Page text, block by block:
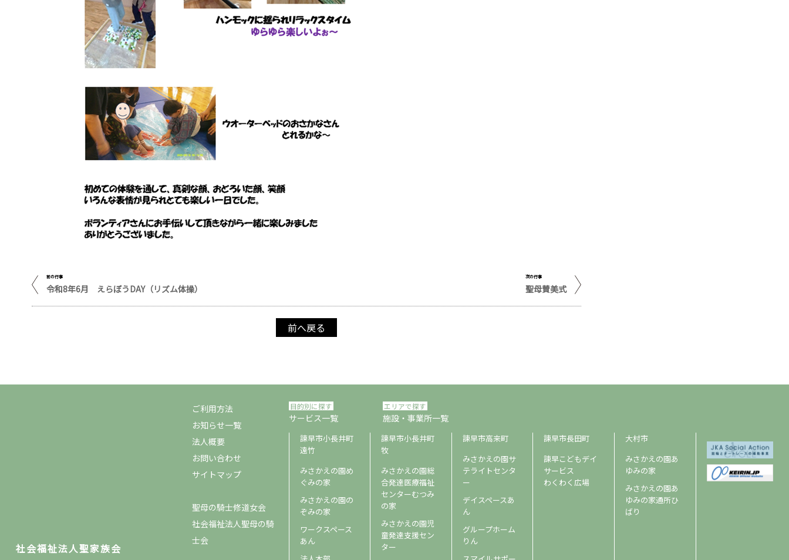
前の行事
令和8年6月 えらぼうDAY（リズム体操）
次の行事
聖母賛美式
前へ戻る
社会福祉法人聖家族会
ご利用方法
お知らせ一覧
法人概要
お問い合わせ
サイトマップ
聖母の騎士修道女会
社会福祉法人聖母の騎
士会
目的別に探す
サービス一覧
エリアで探す
施設・事業所一覧
諫早市小長井町
遠竹
みさかえの園め
ぐみの家
みさかえの園の
ぞみの家
ワークスペース
あん
諫早市小長井町
牧
みさかえの園総
合発達医療福祉
センターむつみ
の家
みさかえの園児
童発達支援セン
ター
諫早市高来町
みさかえの園サ
テライトセンタ
ー
デイスペースあ
ん
グループホーム
りん
諫早市長田町
諫早こどもデイ
サービス
わくわく広場
大村市
みさかえの園あ
ゆみの家
みさかえの園あ
ゆみの家通所ひ
ばり